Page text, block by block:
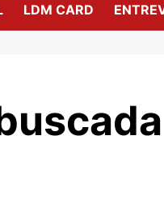
LDM CARD